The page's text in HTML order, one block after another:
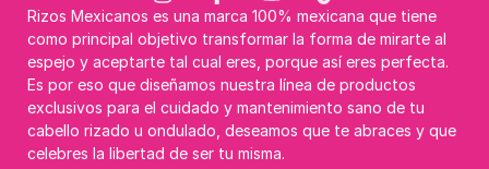
Rizos Mexicanos es una marca 100% mexicana que tiene
como principal objetivo transformar la forma de mirarte al
espejo y aceptarte tal cual eres, porque así eres perfecta.
Es por eso que diseñamos nuestra línea de productos
exclusivos para el cuidado y mantenimiento sano de tu
cabello rizado u ondulado, deseamos que te abraces y que
celebres la libertad de ser tu misma.